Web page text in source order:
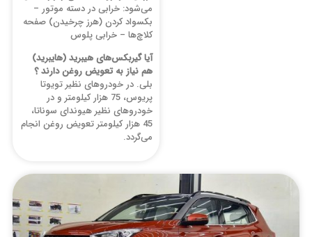
می‌شود: خرابی در دسته موتور –
بکسواد کردن (هرز چرخیدن) صفحه
کلاچ‌ها – خرابی پلوس
آیا گیربکس‌های هیبرید (هایبرید)
هم نیاز به تعویض روغن دارند ؟
بلی. در خودرو‌های نظیر تویوتا
پریوس، 75 هزار کیلومتر و در
خودروهای نظیر هیوندای سوناتا،
45 هزار کیلومتر تعویض روغن انجام